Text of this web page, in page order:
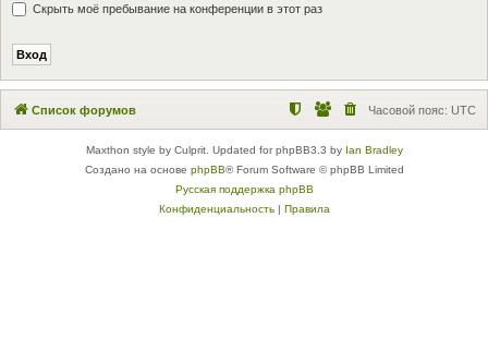
Скрыть моё пребывание на конференции в этот раз
Список форумов Часовой пояс: UTC
Maxthon style by Culprit. Updated for phpBB3.3 by Ian Bradley
Создано на основе phpBB® Forum Software © phpBB Limited
Русская поддержка phpBB
Конфиденциальность| Правила